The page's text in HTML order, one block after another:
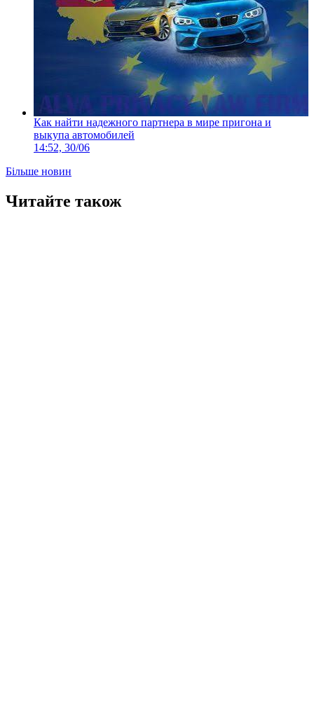
Как найти надежного партнера в мире пригона и
выкупа автомобилей
14:52, 30/06
Більше новин
Читайте також